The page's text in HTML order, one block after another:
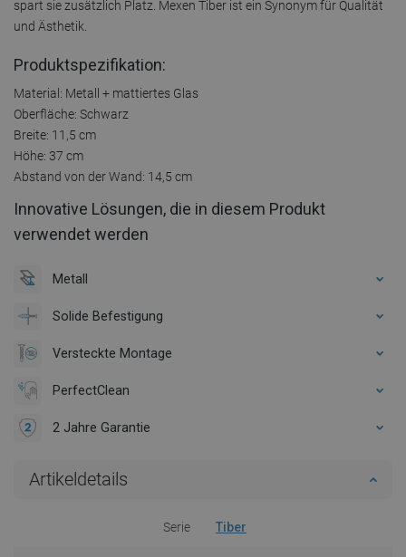
spart sie zusätzlich Platz. Mexen Tiber ist ein Synonym für Qualität
und Ästhetik.
Produktspezifikation:
Material: Metall + mattiertes Glas
Oberfläche: Schwarz
Breite: 11,5 cm
Höhe: 37 cm
Abstand von der Wand: 14,5 cm
Innovative Lösungen, die in diesem Produkt
verwendet werden
Metall
Solide Befestigung
Versteckte Montage
PerfectClean
2 Jahre Garantie
Artikeldetails
Serie Tiber